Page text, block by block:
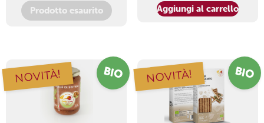
Prodotto esaurito Aggiungi al carrello
BIO
NOVITÀ! BIO
NOVITÀ!